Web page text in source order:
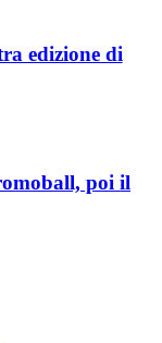
edizione di
poi il